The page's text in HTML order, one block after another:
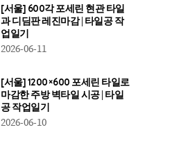
[서울] 600각 포세린 현관 타일
과 디딤판 레진마감 | 타일공 작
업일기
2026-06-11
[서울] 1200×600 포세린 타일로
마감한 주방 벽타일 시공 | 타일
공 작업일기
2026-06-10